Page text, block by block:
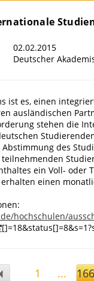
02.02.2015
Deutscher
ist es, einen
ausländischen
stehen die
des
ein Voll- oder
einen
hochschulen/
1 ...